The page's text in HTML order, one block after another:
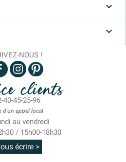


NOUS !
clients
40-45-25-96
d'un appel local
au vendredi
/ 15h00-18h30
écrire >